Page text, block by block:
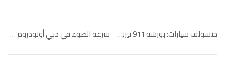
سرعة الضوء في دبي أوتودروم – الجزء الأول خنسولف سيارات: بورشه 911 تيربو إس